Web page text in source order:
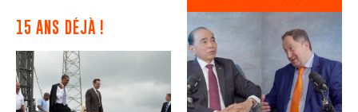
15 ANS DÉJÀ !